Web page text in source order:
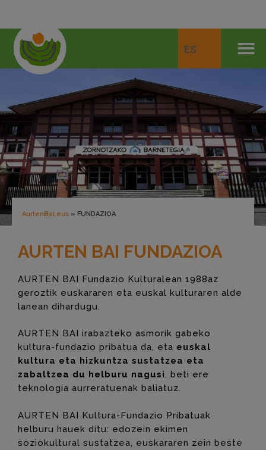
ES
AurtenBai.eus » FUNDAZIOA
AURTEN BAI FUNDAZIOA
AURTEN BAI Fundazio Kulturalean 1988az
geroztik euskararen eta euskal kulturaren alde
lanean dihardugu.
AURTEN BAI irabazteko asmorik gabeko
kultura-fundazio pribatua da, eta euskal
kultura eta hizkuntza sustatzea eta
zabaltzea du helburu nagusi, beti ere
teknologia aurreratuenak baliatuz.
AURTEN BAI Kultura-Fundazio Pribatuak
helburu hauek ditu: edozein ekimen
soziokultural sustatzea, euskararen zein beste